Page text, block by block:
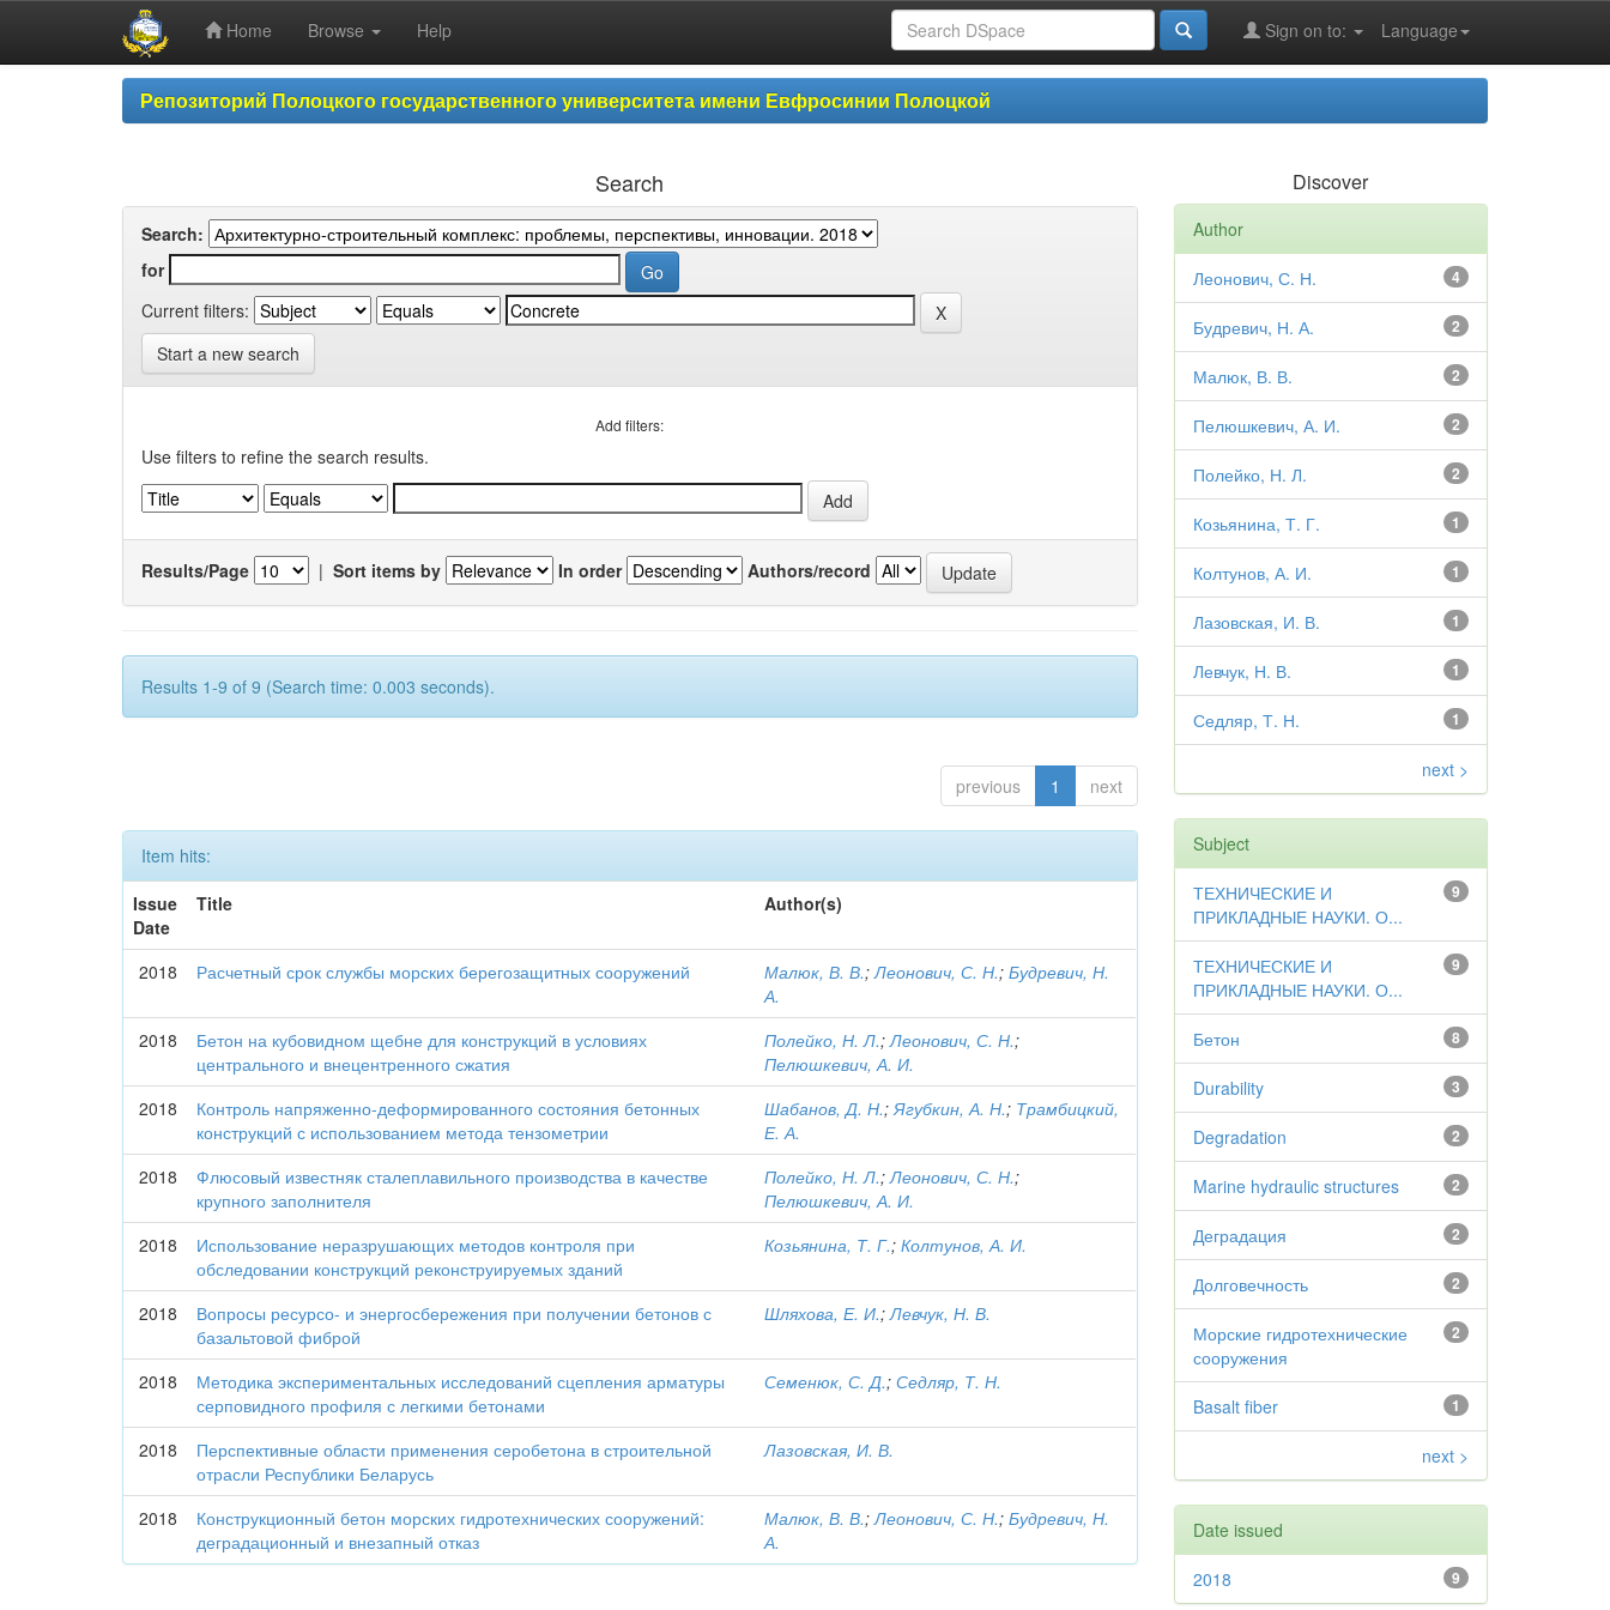
Home Browse Help Language
Sign on to:
Репозиторий Полоцкого государственного университета имени Евфросинии Полоцкой
Search
Search:
for
Current filters:
Start a new search
Add filters:
Use filters to refine the search results.
Results/Page | Sort items by In order Authors/record
Results 1-9 of 9 (Search time: 0.003 seconds).
previous 1 next
Item hits:
Issue
Date
Title Author(s)
2018 Расчетный срок службы морских берегозащитных сооружений Малюк, В. В.;Леонович, С. Н.;Будревич, Н.
А.
2018
Бетон на кубовидном щебне для конструкций в условиях
центрального и внецентренного сжатия
Полейко, Н. Л.;Леонович, С. Н.;
Пелюшкевич, А. И.
2018
Контроль напряженно-деформированного состояния бетонных
конструкций с использованием метода тензометрии
Шабанов, Д. Н.;Ягубкин, А. Н.; Трамбицкий,
Е. А.
2018
Флюсовый известняк сталеплавильного производства в качестве
крупного заполнителя
Полейко, Н. Л.;Леонович, С. Н.;
Пелюшкевич, А. И.
2018
Использование неразрушающих методов контроля при
обследовании конструкций реконструируемых зданий
Козьянина, Т. Г.;Колтунов, А. И.
2018
Вопросы ресурсо- и энергосбережения при получении бетонов с
базальтовой фиброй
Шляхова, Е. И.;Левчук, Н. В.
2018
Методика экспериментальных исследований сцепления арматуры
серповидного профиля с легкими бетонами
Семенюк, С. Д.;Седляр, Т. Н.
2018
Перспективные области применения серобетона в строительной
отрасли Республики Беларусь
Лазовская, И. В.
2018
Конструкционный бетон морских гидротехнических сооружений:
деградационный и внезапный отказ
Малюк, В. В.;Леонович, С. Н.;Будревич, Н.
А.
Discover
Author
4
Леонович, С. Н.
2
Будревич, Н. А.
2
Малюк, В. В.
2
Пелюшкевич, А. И.
2
Полейко, Н. Л.
1
Козьянина, Т. Г.
1
Колтунов, А. И.
1
Лазовская, И. В.
1
Левчук, Н. В.
1
Седляр, Т. Н.
next >
Subject
9
ТЕХНИЧЕСКИЕ И
ПРИКЛАДНЫЕ НАУКИ. О...
9
ТЕХНИЧЕСКИЕ И
ПРИКЛАДНЫЕ НАУКИ. О...
8
Бетон
3
Durability
2
Degradation
2
Marine hydraulic structures
2
Деградация
2
Долговечность
2
Морские гидротехнические
сооружения
1
Basalt fiber
next >
Date issued
9
2018